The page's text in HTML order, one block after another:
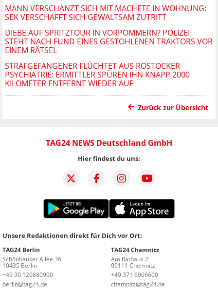
MANN VERSCHANZT SICH MIT MACHETE IN WOHNUNG:
SEK VERSCHAFFT SICH GEWALTSAM ZUTRITT
DIEBE AUF SPRITZTOUR IN VORPOMMERN? POLIZEI
STEHT NACH FUND EINES GESTOHLENEN TRAKTORS VOR
EINEM RÄTSEL
STRAFGEFANGENER FLÜCHTET AUS ROSTOCKER
PSYCHIATRIE: ERMITTLER SPÜREN IHN KNAPP 2000
KILOMETER ENTFERNT WIEDER AUF
Zurück zur Übersicht
TAG24 NEWS Deutschland GmbH
Hier findest du uns:
Unsere Redaktionen direkt für Dich vor Ort:
TAG24 Berlin
Schönhauser Allee 36
10435 Berlin
+49 30 120880900
berlin@tag24.de
TAG24 Chemnitz
Am Rathaus 2
09111 Chemnitz
+49 371 6906600
chemnitz@tag24.de